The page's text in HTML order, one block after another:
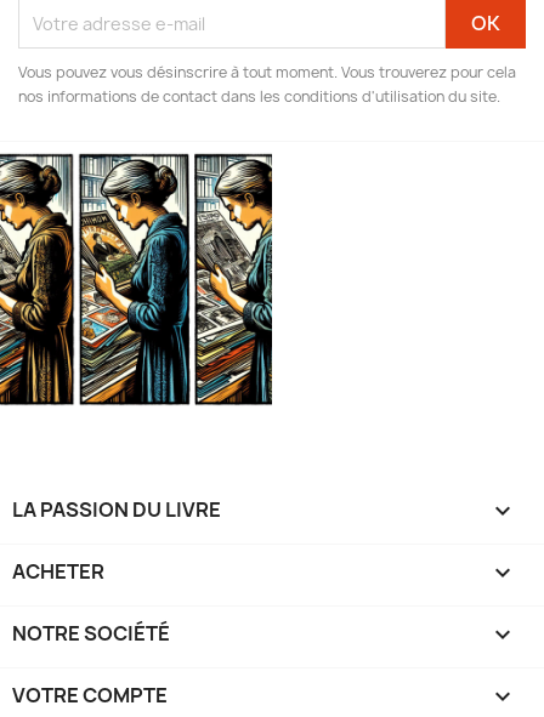
Vous pouvez vous désinscrire à tout moment. Vous trouverez pour cela
nos informations de contact dans les conditions d'utilisation du site.
LA PASSION DU LIVRE 
ACHETER 
NOTRE SOCIÉTÉ 
VOTRE COMPTE 